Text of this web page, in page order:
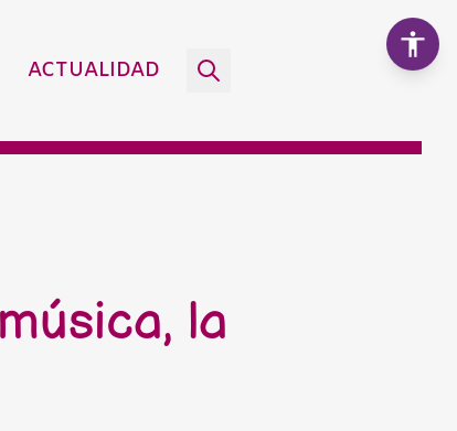
ACTUALIDAD
la
Escala de grises